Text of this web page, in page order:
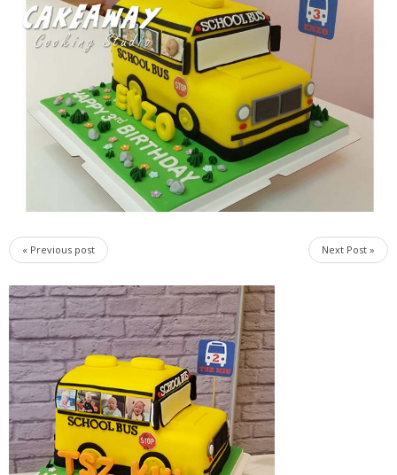
« Previous post Next Post »